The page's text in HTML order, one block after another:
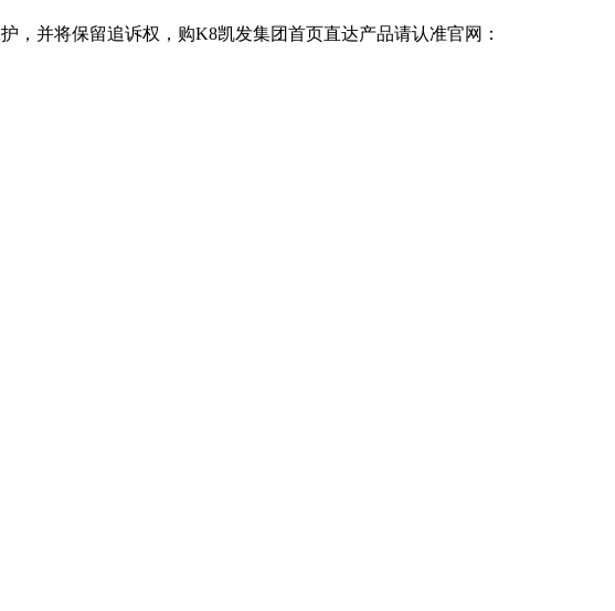
，并将保留追诉权，购K8凯发集团首页直达产品请认准官网：